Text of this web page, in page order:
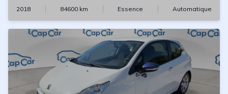
2018 84600 km Essence Automatique